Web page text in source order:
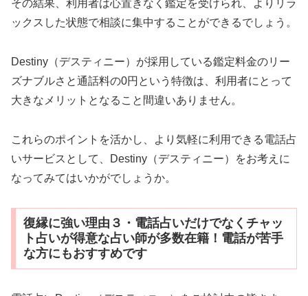
その結果、利用者は心置きなく鑑定を受けられ、よりリラ
ックスした状態で相談に集中することができるでしょう。
Destiny（デスティニー）が採用している鑑定料金のリー
ズナブルさと通話料の0円という特徴は、利用者にとって
大きなメリットとなること間違いありません。
これらのポイントを活かし、より気軽に利用できる電話占
いサービスとして、Destiny（デスティニー）をお考えに
なってみてはいかがでしょうか。
復縁に強い理由３・電話占いだけでなくチャッ
ト占いが得意な占い師が多数在籍！電話が苦手
な方にもおすすめです